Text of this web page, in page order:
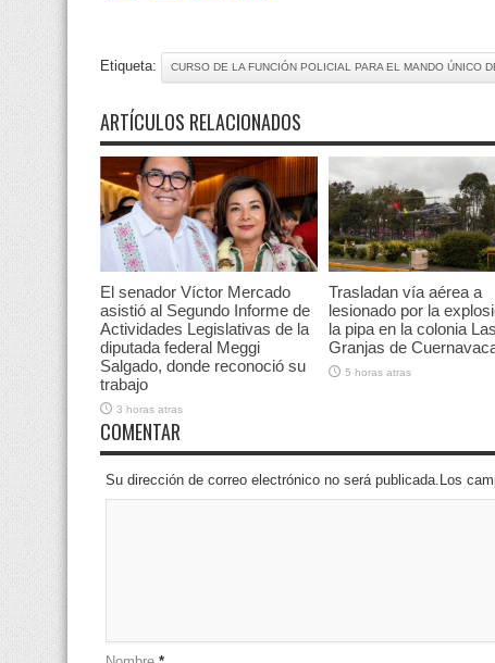
Etiqueta: CURSO DE LA FUNCIÓN POLICIAL PARA EL MANDO ÚNICO
ARTÍCULOS RELACIONADOS
El senador Víctor Mercado
asistió al Segundo Informe de
Actividades Legislativas de la
diputada federal Meggi
Salgado, donde reconoció su
trabajo
3 horas atras
Trasladan vía aérea a
lesionado por la
la pipa en la colonia Las
Granjas de
5 horas atras
COMENTAR
Su dirección de correo electrónico no será publicada.Los